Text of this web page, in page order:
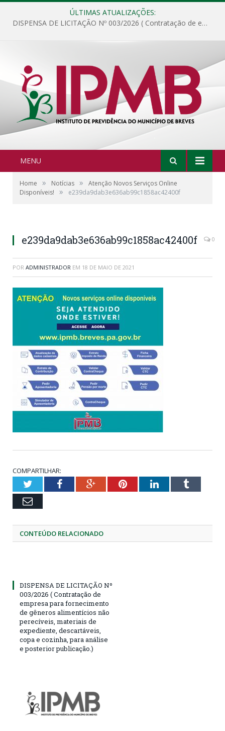
ÚLTIMAS ATUALIZAÇÕES:
DISPENSA DE LICITAÇÃO Nº 003/2026 ( Contratação de empresa para fornecimento de gêneros alimentícios não perecíveis, materiais de expediente, descartáveis, copa e cozinha, para análise e posterior publicação.)
MENU
Home » Notícias »
Atenção Novos Serviços Online
Disponíveis!
» e239da9dab3e636ab99c1858ac42400f
e239da9dab3e636ab99c1858ac42400f 0
POR ADMINISTRADOR EM 18 DE MAIO DE 2021
COMPARTILHAR:
TwitterFacebookGoogle+PinterestLinkedInTumblr
Email
CONTEÚDO RELACIONADO
DISPENSA DE LICITAÇÃO Nº
003/2026 ( Contratação de
empresa para fornecimento
de gêneros alimentícios não
perecíveis, materiais de
expediente, descartáveis,
copa e cozinha, para análise
e posterior publicação.)